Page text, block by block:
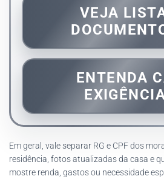
VEJA
ENTENDA
Em geral, vale separar RG e CPF dos
residência, fotos atualizadas da casa e
mostre renda, gastos ou necessidade